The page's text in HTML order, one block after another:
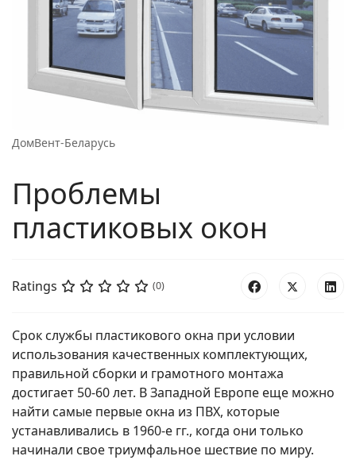
ДомВент-Беларусь
Проблемы
пластиковых окон
Ratings (0)
Срок службы пластикового окна при условии
использования качественных комплектующих,
правильной сборки и грамотного монтажа
достигает 50-60 лет. В Западной Европе еще можно
найти самые первые окна из ПВХ, которые
устанавливались в 1960-е гг., когда они только
начинали свое триумфальное шествие по миру.